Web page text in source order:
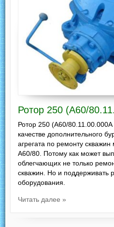
Ротор 250 (А60/
Ротор 250 (А60/
качестве дополнительного
агрегата по ремонту
А60/80. Потому как может
облегчающих не только
скважин. Но и поддерживать
оборудования.
Читать далее »